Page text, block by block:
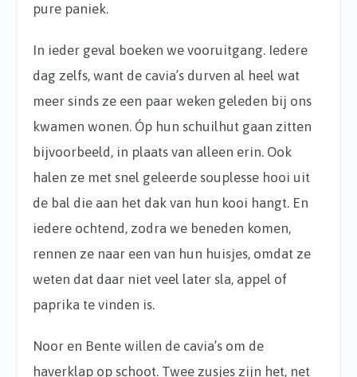
pure paniek.
In ieder geval boeken we vooruitgang. Iedere
dag zelfs, want de cavia’s durven al heel wat
meer sinds ze een paar weken geleden bij ons
kwamen wonen. Óp hun schuilhut gaan zitten
bijvoorbeeld, in plaats van alleen erin. Ook
halen ze met snel geleerde souplesse hooi uit
de bal die aan het dak van hun kooi hangt. En
iedere ochtend, zodra we beneden komen,
rennen ze naar een van hun huisjes, omdat ze
weten dat daar niet veel later sla, appel of
paprika te vinden is.
Noor en Bente willen de cavia’s om de
haverklap op schoot. Twee zusjes zijn het, net